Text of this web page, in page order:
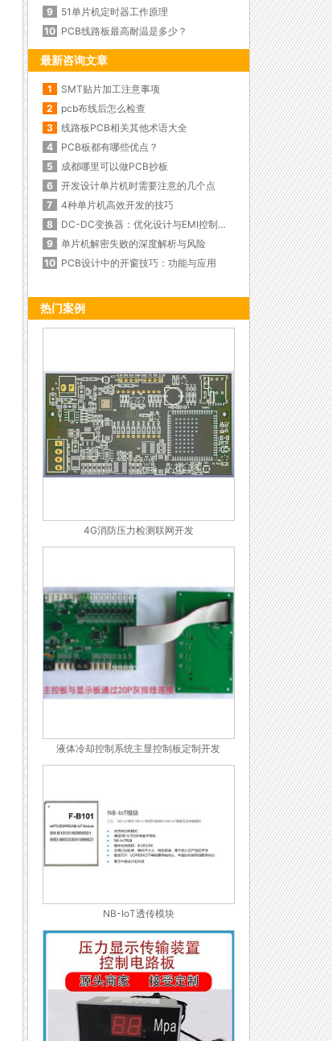
9
51单片机定时器工作原理
10 PCB线路板最高耐温是多少？
最新咨询文章
1
SMT贴片加工注意事项
2
pcb布线后怎么检查
3
线路板PCB相关其他术语大全
4
PCB板都有哪些优点？
5
成都哪里可以做PCB抄板
6
开发设计单片机时需要注意的几个点
7
4种单片机高效开发的技巧
8
DC-DC变换器：优化设计与EMI控制的秘诀
9
单片机解密失败的深度解析与风险
10 PCB设计中的开窗技巧：功能与应用
热门案例
4G消防压力检测联网开发
液体冷却控制系统主显控制板定制开发
NB-IoT透传模块